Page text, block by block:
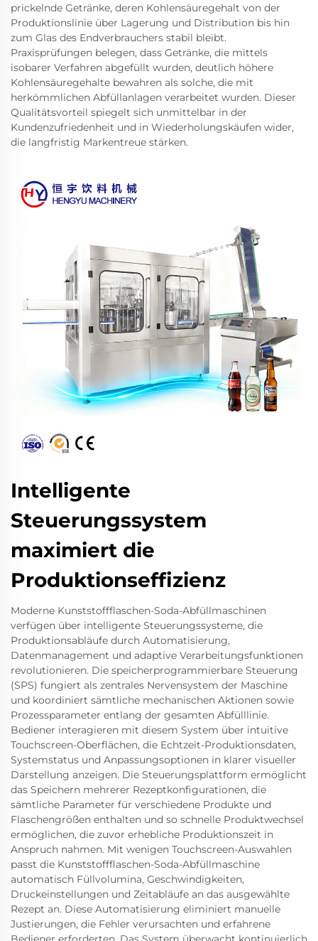
prickelnde Getränke, deren Kohlensäuregehalt von der
Produktionslinie über Lagerung und Distribution bis hin
zum Glas des Endverbrauchers stabil bleibt.
Praxisprüfungen belegen, dass Getränke, die mittels
isobarer Verfahren abgefüllt wurden, deutlich höhere
Kohlensäuregehalte bewahren als solche, die mit
herkömmlichen Abfüllanlagen verarbeitet wurden. Dieser
Qualitätsvorteil spiegelt sich unmittelbar in der
Kundenzufriedenheit und in Wiederholungskäufen wider,
die langfristig Markentreue stärken.
Intelligente
Steuerungssystem
maximiert die
Produktionseffizienz
Moderne Kunststoffflaschen-Soda-Abfüllmaschinen
verfügen über intelligente Steuerungssysteme, die
Produktionsabläufe durch Automatisierung,
Datenmanagement und adaptive Verarbeitungsfunktionen
revolutionieren. Die speicherprogrammierbare Steuerung
(SPS) fungiert als zentrales Nervensystem der Maschine
und koordiniert sämtliche mechanischen Aktionen sowie
Prozessparameter entlang der gesamten Abfülllinie.
Bediener interagieren mit diesem System über intuitive
Touchscreen-Oberflächen, die Echtzeit-Produktionsdaten,
Systemstatus und Anpassungsoptionen in klarer visueller
Darstellung anzeigen. Die Steuerungsplattform ermöglicht
das Speichern mehrerer Rezeptkonfigurationen, die
sämtliche Parameter für verschiedene Produkte und
Flaschengrößen enthalten und so schnelle Produktwechsel
ermöglichen, die zuvor erhebliche Produktionszeit in
Anspruch nahmen. Mit wenigen Touchscreen-Auswahlen
passt die Kunststoffflaschen-Soda-Abfüllmaschine
automatisch Füllvolumina, Geschwindigkeiten,
Druckeinstellungen und Zeitabläufe an das ausgewählte
Rezept an. Diese Automatisierung eliminiert manuelle
Justierungen, die Fehler verursachten und erfahrene